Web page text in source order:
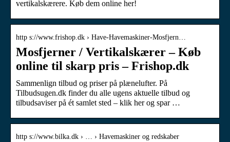
vertikalskærere. Køb dem online her!
http s://www.frishop.dk › Have-Havemaskiner-Mosfjern…
Mosfjerner / Vertikalskærer – Køb
online til skarp pris – Frishop.dk
Sammenlign tilbud og priser på plænelufter. På
Tilbudsugen.dk finder du alle ugens aktuelle tilbud og
tilbudsaviser på ét samlet sted – klik her og spar …
http s://www.bilka.dk › … › Havemaskiner og redskaber